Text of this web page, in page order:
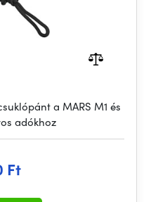
a MARS M1 és
adókhoz
Ft